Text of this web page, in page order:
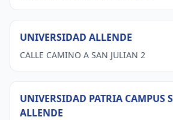
UNIVERSIDAD ALLENDE
CALLE CAMINO A SAN JULIAN 2
UNIVERSIDAD PATRIA CAMPUS
ALLENDE